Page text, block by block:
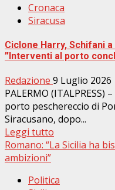
Cronaca
Siracusa
Ciclone Harry, Schifani
”Interventi al porto
Redazione 9 Luglio 2026
PALERMO
porto peschereccio di
Siracusano, dopo...
Leggi tutto
Romano: “La Sicilia ha
ambizioni”
Politica